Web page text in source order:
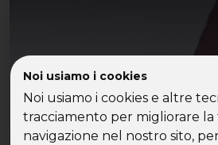
Noi usiamo i cookies
Noi usiamo i cookies e altre
tracciamento per migliorare la
navigazione nel nostro sito,
L’EXPO
presa d’assalto